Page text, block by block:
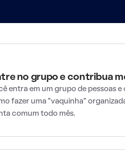
no grupo e contribua
entra em um grupo de pessoas
fazer uma "vaquinha"
comum todo mês.